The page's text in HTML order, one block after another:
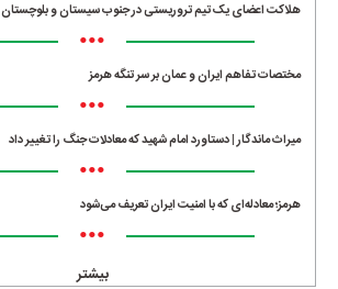
هلاکت اعضای یک تیم تروریستی در جنوب سیستان و بلوچستان
•••
مختصات تفاهم ایران و عمان بر سر تنگه هرمز
•••
میراث ماندگار | دستاورد امام شهید که معادلات جنگ را تغییر داد
•••
هرمز؛ معادله‌ای که با امنیت ایران تعریف می‌شود
•••
بیشتر